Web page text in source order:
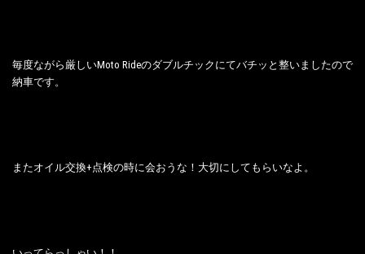
毎度ながら厳しいMoto Rideのダブルチックにてバチッと整いましたので
納車です。
またオイル交換+点検の時に会おうな！大切にしてもらいなよ。